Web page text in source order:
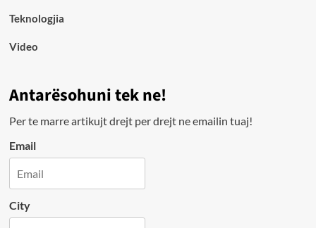
Teknologjia
Video
Antarësohuni tek ne!
Per te marre artikujt drejt per drejt ne emailin tuaj!
Email
City